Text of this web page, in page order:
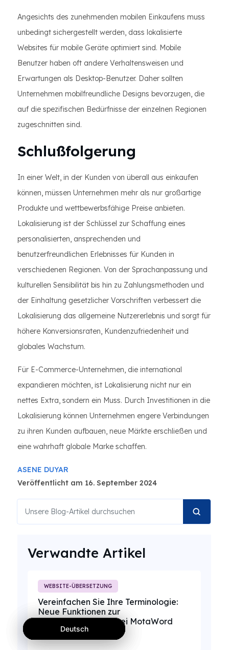
Angesichts des zunehmenden mobilen Einkaufens muss
unbedingt sichergestellt werden, dass lokalisierte
Websites für mobile Geräte optimiert sind. Mobile
Benutzer haben oft andere Verhaltensweisen und
Erwartungen als Desktop-Benutzer. Daher sollten
Unternehmen mobilfreundliche Designs bevorzugen, die
auf die spezifischen Bedürfnisse der einzelnen Regionen
zugeschnitten sind.
Schlußfolgerung
In einer Welt, in der Kunden von überall aus einkaufen
können, müssen Unternehmen mehr als nur großartige
Produkte und wettbewerbsfähige Preise anbieten.
Lokalisierung ist der Schlüssel zur Schaffung eines
personalisierten, ansprechenden und
benutzerfreundlichen Erlebnisses für Kunden in
verschiedenen Regionen. Von der Sprachanpassung und
kulturellen Sensibilität bis hin zu Zahlungsmethoden und
der Einhaltung gesetzlicher Vorschriften verbessert die
Lokalisierung das allgemeine Nutzererlebnis und sorgt für
höhere Konversionsraten, Kundenzufriedenheit und
globales Wachstum.
Für E-Commerce-Unternehmen, die international
expandieren möchten, ist Lokalisierung nicht nur ein
nettes Extra, sondern ein Muss. Durch Investitionen in die
Lokalisierung können Unternehmen engere Verbindungen
zu ihren Kunden aufbauen, neue Märkte erschließen und
eine wahrhaft globale Marke schaffen.
ASENE DUYAR
Veröffentlicht am 16. September 2024
Verwandte Artikel
WEBSITE-ÜBERSETZUNG
Vereinfachen Sie Ihre Terminologie:
Neue Funktionen zur
Glossarverwaltung bei MotaWord
Deutsch
Deutsch
Deutsch